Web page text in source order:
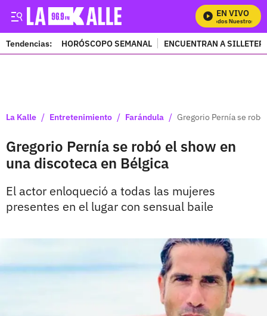
EN VIVO
Mira Todos Nuestros
Tendencias: HORÓSCOPO SEMANAL ENCUENTRAN A
La Kalle / Entretenimiento / Farándula / Gregorio Pernía se
Gregorio Pernía se robó el show en
una discoteca en Bélgica
El actor enloqueció a todas las mujeres
presentes en el lugar con sensual baile